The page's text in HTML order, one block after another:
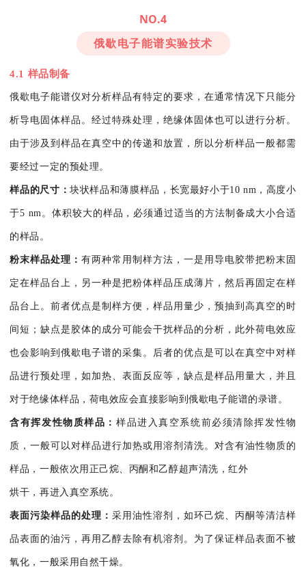
NO.4
俄歇电子能谱实验技术
4.1 样品制备
俄歇电子能谱仪对分析样品有特定的要求，在通常情况下只能分
析导电固体样品。经过特殊处理，绝缘体固体也可以进行分析。
由于涉及到样品在真空中的传递和放置，所以分析样品一般都需
要经过一定的预处理。
样品的尺寸：块状样品和薄膜样品，长宽最好小于10 nm，高度小
于5 nm。体积较大的样品，必须通过适当的方法制备成大小合适
的样品。
粉末样品处理：有两种常用制样方法，一是用导电胶带把粉末固
定在样品台上，另一种是把粉体样品压成薄片，然后再固定在样
品台上。前者优点是制样方便，样品用量少，预抽到高真空的时
间短；缺点是胶体的成分可能会干扰样品的分析，此外荷电效应
也会影响到俄歇电子谱的采集。后者的优点是可以在真空中对样
品进行预处理，如加热、表面反应等，缺点是样品用量大，并且
对于绝缘体样品，荷电效应会直接影响到俄歇电子能谱的录谱。
含有挥发性物质样品：样品进入真空系统前必须清除挥发性物
质，一般可以对样品进行加热或用溶剂清洗。对含有油性物质的
样品，一般依次用正己烷、丙酮和乙醇超声清洗，红外
烘干，再进入真空系统。
表面污染样品的处理：采用油性溶剂，如环己烷、丙酮等清洁样
品表面的油污，再用乙醇去除有机溶剂。为了保证样品表面不被
氧化，一般采用自然干燥。